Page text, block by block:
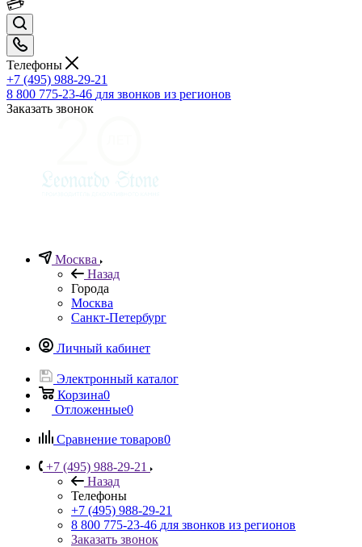
Телефоны
+7 (495) 988-29-21
8 800 775-23-46 для звонков из регионов
Заказать звонок
Москва
Назад
Города
Москва
Санкт-Петербург
Личный кабинет
Электронный каталог
Корзина0
Отложенные0
Сравнение товаров0
+7 (495) 988-29-21
Назад
Телефоны
+7 (495) 988-29-21
8 800 775-23-46 для звонков из регионов
Заказать звонок